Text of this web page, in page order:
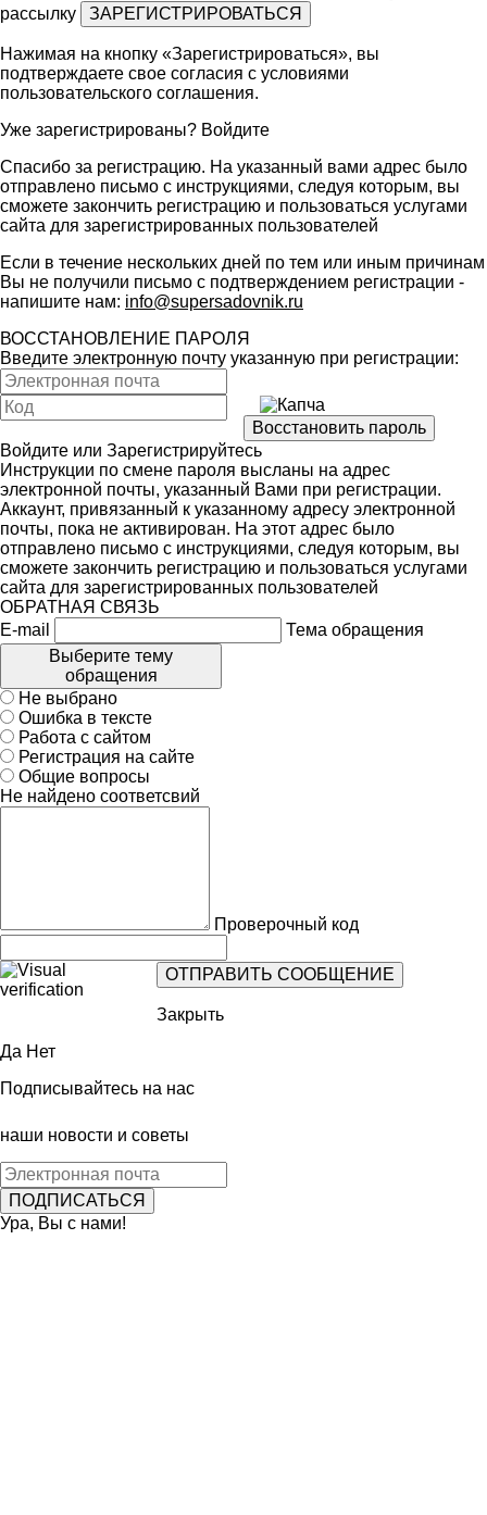
рассылку
Нажимая на кнопку «Зарегистрироваться», вы
подтверждаете свое согласия с условиями
пользовательского соглашения.
Уже зарегистрированы? Войдите
Спасибо за регистрацию. На указанный вами адрес было
отправлено письмо с инструкциями, следуя которым, вы
сможете закончить регистрацию и пользоваться услугами
сайта для зарегистрированных пользователей
Если в течение нескольких дней по тем или иным причинам
Вы не получили письмо с подтверждением регистрации -
напишите нам: info@supersadovnik.ru
ВОССТАНОВЛЕНИЕ ПАРОЛЯ
Введите электронную почту указанную при регистрации:
Войдите или Зарегистрируйтесь
Инструкции по смене пароля высланы на адрес
электронной почты, указанный Вами при регистрации.
Аккаунт, привязанный к указанному адресу электронной
почты, пока не активирован. На этот адрес было
отправлено письмо с инструкциями, следуя которым, вы
сможете закончить регистрацию и пользоваться услугами
сайта для зарегистрированных пользователей
ОБРАТНАЯ СВЯЗЬ
E-mail
Тема обращения
Выберите тему
обращения
Не выбрано
Ошибка в тексте
Работа с сайтом
Регистрация на сайте
Общие вопросы
Не найдено соответсвий
Проверочный код
Закрыть
Да Нет
Подписывайтесь на нас
наши новости и советы
Ура, Вы с нами!